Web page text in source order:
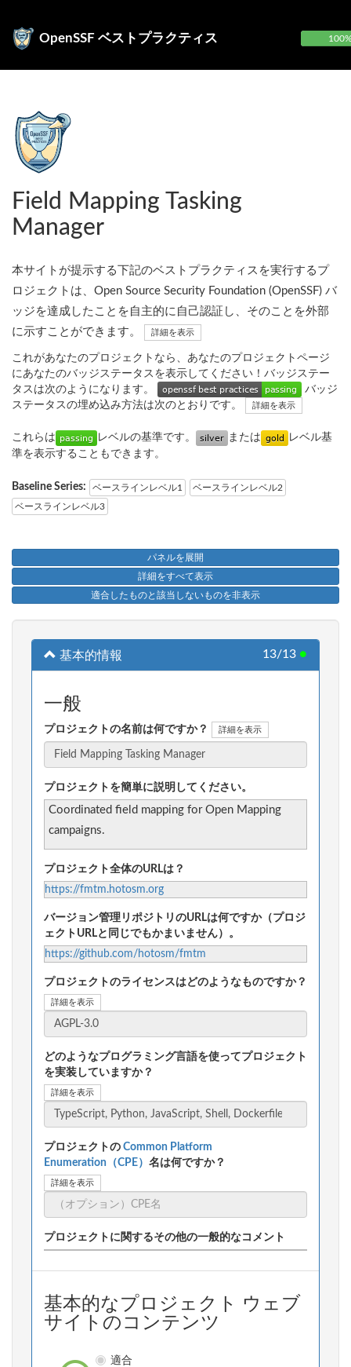
OpenSSF ベストプラクティス
Field Mapping Tasking
Manager
本サイトが提示する下記のベストプラクティスを実行するプ
ロジェクトは、Open Source Security Foundation (OpenSSF) バ
ッジを達成したことを自主的に自己認証し、そのことを外部
に示すことができます。
詳細を表示
これがあなたのプロジェクトなら、あなたのプロジェクトページ
にあなたのバッジステータスを表示してください！バッジステー
タスは次のようになります。
バッジ
ステータスの埋め込み方法は次のとおりです。
詳細を表示
これらは レベルの基準です。 または
レベル基
準を表示することもできます。
Baseline Series: ベースラインレベル1
ベースラインレベル2
ベースラインレベル3
パネルを展開
詳細をすべて表示
適合したものと該当しないものを非表示
基本的情報 13/13 ●
一般
プロジェクトの名前は何ですか？ 詳細を表示
プロジェクトを簡単に説明してください。
Coordinated field mapping for Open Mapping
campaigns.
プロジェクト全体のURLは？
https://fmtm.hotosm.org
バージョン管理リポジトリのURLは何ですか（プロジ
ェクトURLと同じでもかまいません）。
https://github.com/hotosm/fmtm
プロジェクトのライセンスはどのようなものですか？
詳細を表示
どのようなプログラミング言語を使ってプロジェクト
を実装していますか？
詳細を表示
プロジェクトの Common Platform
Enumeration（CPE） 名は何ですか？
詳細を表示
プロジェクトに関するその他の一般的なコメント
基本的なプロジェクト ウェブ
サイトのコンテンツ
適合